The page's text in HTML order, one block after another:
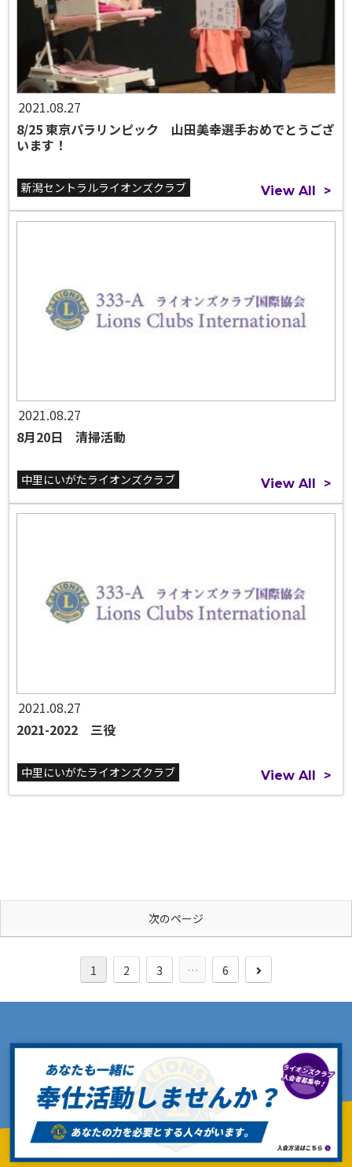
2021.08.27
8/25 東京パラリンピック 山田美幸選手おめでとうござ
います！
新潟セントラルライオンズクラブ View All >
2021.08.27
8月20日 清掃活動
中里にいがたライオンズクラブ View All >
2021.08.27
2021-2022 三役
中里にいがたライオンズクラブ View All >
次のページ
1 2 3 … 6
次